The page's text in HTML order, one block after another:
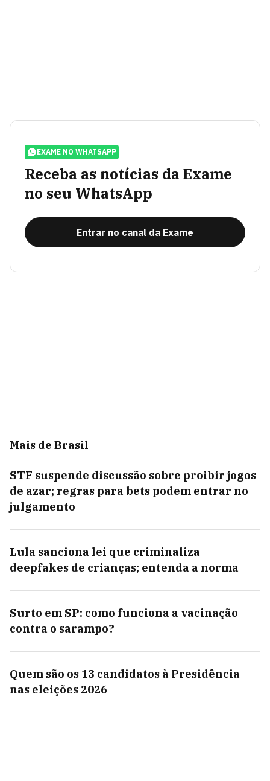
EXAME NO WHATSAPP
Receba as notícias da Exame
no seu WhatsApp
Entrar no canal da Exame
Mais de Brasil
STF suspende discussão sobre proibir jogos
de azar; regras para bets podem entrar no
julgamento
Lula sanciona lei que criminaliza
deepfakes de crianças; entenda a norma
Surto em SP: como funciona a vacinação
contra o sarampo?
Quem são os 13 candidatos à Presidência
nas eleições 2026